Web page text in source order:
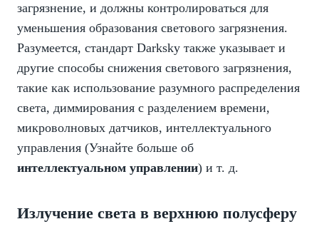
загрязнение, и должны контролироваться для
уменьшения образования светового загрязнения.
Разумеется, стандарт Darksky также указывает и
другие способы снижения светового загрязнения,
такие как использование разумного распределения
света, диммирования с разделением времени,
микроволновых датчиков, интеллектуального
управления (Узнайте больше об
интеллектуальном управлении) и т. д.
Излучение света в верхнюю полусферу